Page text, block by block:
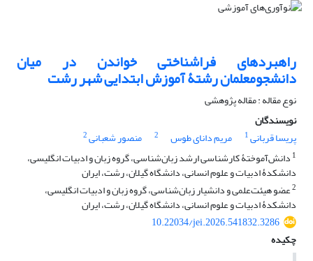
راهبردهای فراشناختی خواندن در میان
دانشجومعلمان رشتۀ آموزش ابتدایی شهر رشت
نوع مقاله : مقاله پژوهشی
نویسندگان
پریسا قربانی1 مریم دانای طوس 2 منصور شعبانی2
1 دانش‌آموختۀ کارشناسی ارشد زبان‌شناسی، گروه زبان و ادبیات انگلیسی،
دانشکدۀ ادبیات و علوم انسانی، دانشگاه گیلان، رشت، ایران
2عضو هیئت‌علمی و دانشیار زبان‌شناسی، گروه زبان و ادبیات انگلیسی،
دانشکدۀ ادبیات و علوم انسانی، دانشگاه گیلان، رشت، ایران
10.22034/jei.2026.541832.3286
چکیده